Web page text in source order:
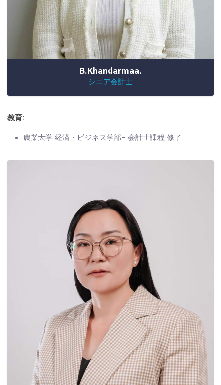
B.Khandarmaa.
シニア会計士
教育:
農業大学 経済・ビジネス学部– 会計士課程 修了